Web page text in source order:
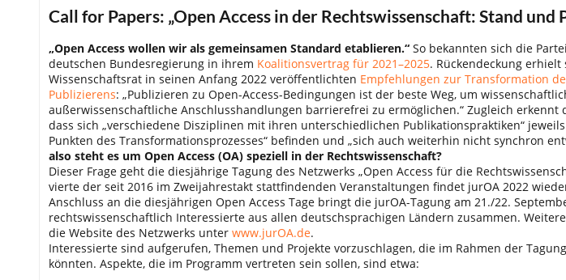
Call for Papers: „Open Access in der Rechtswissenschaft: Stand und
„Open Access wollen wir als gemeinsamen Standard etablieren.“ So bekannten sich die
deutschen Bundesregierung in ihrem Koalitionsvertrag für 2021–2025. Rückendeckung erhielt
Wissenschaftsrat in seinen Anfang 2022 veröffentlichten Empfehlungen zur Transformation
Publizierens: „Publizieren zu Open-Access-Bedingungen ist der beste Weg, um
außerwissenschaftliche Anschlusshandlungen barrierefrei zu ermöglichen.“ Zugleich erkennt
dass sich „verschiedene Disziplinen mit ihren unterschiedlichen Publikationspraktiken“
Punkten des Transformationsprozesses“ befinden und „sich auch weiterhin nicht synchron
also steht es um Open Access (OA) speziell in der Rechtswissenschaft?
Dieser Frage geht die diesjährige Tagung des Netzwerks „Open Access für die
vierte der seit 2016 im Zweijahrestakt stattfindenden Veranstaltungen findet jurOA 2022
Anschluss an die diesjährigen Open Access Tage bringt die jurOA-Tagung am 21./22.
rechtswissenschaftlich Interessierte aus allen deutschsprachigen Ländern zusammen.
die Website des Netzwerks unter www.jurOA.de.
Interessierte sind aufgerufen, Themen und Projekte vorzuschlagen, die im Rahmen der
könnten. Aspekte, die im Programm vertreten sein sollen, sind etwa: